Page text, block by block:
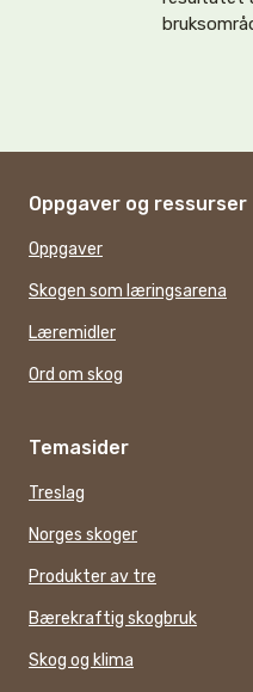
Oppgaver og ressurser
Oppgaver
Skogen som læringsarena
Læremidler
Ord om skog
Temasider
Treslag
Norges skoger
Produkter av tre
Bærekraftig skogbruk
Skog og klima